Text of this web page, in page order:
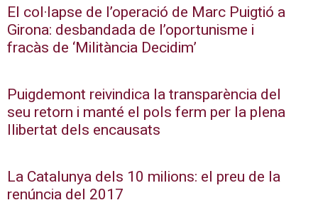
El col·lapse de l’operació de Marc Puigtió a
Girona: desbandada de l’oportunisme i
fracàs de ‘Militància Decidim’
Puigdemont reivindica la transparència del
seu retorn i manté el pols ferm per la plena
llibertat dels encausats
La Catalunya dels 10 milions: el preu de la
renúncia del 2017